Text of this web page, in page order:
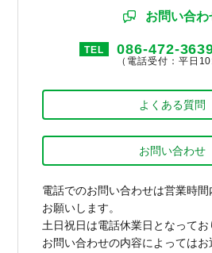
お問い合わ
TEL 086-472-
（電話受付：平日
よくある質問
お問い合わせ
電話でのお問い合わせは営業時
お願いします。
土日祝日は電話休業日となってお
お問い合わせの内容によってはお